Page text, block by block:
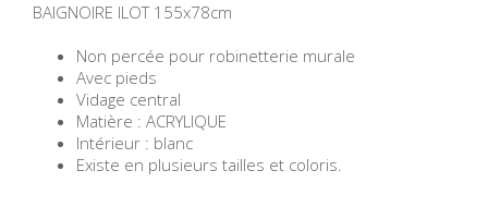
BAIGNOIRE ILOT 155x78cm
Non percée pour robinetterie murale
Avec pieds
Vidage central
Matière : ACRYLIQUE
Intérieur : blanc
Existe en plusieurs tailles et coloris.